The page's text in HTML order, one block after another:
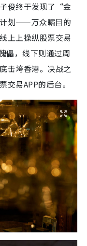
俊终于发现了“金
划——万众瞩目的
上上操纵股票交易
儡，线下则通过周
击垮香港。决战之
交易APP的后台。